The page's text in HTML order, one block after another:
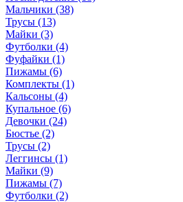
Мальчики (38)
Трусы (13)
Майки (3)
Футболки (4)
Фуфайки (1)
Пижамы (6)
Комплекты (1)
Кальсоны (4)
Купальное (6)
Девочки (24)
Бюстье (2)
Трусы (2)
Леггинсы (1)
Майки (9)
Пижамы (7)
Футболки (2)